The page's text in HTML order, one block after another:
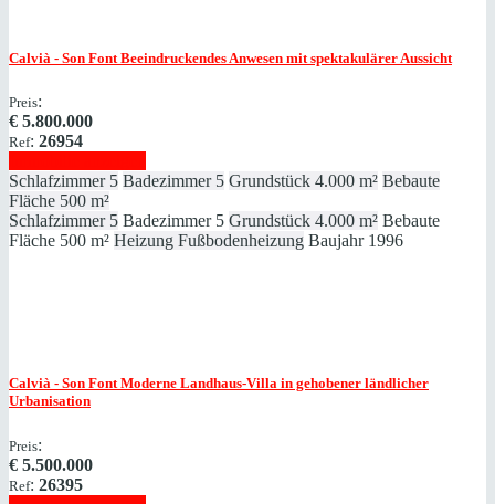
Calvià - Son FontBeeindruckendes Anwesen mit spektakulärer Aussicht
Preis:
€ 5.800.000
Ref: 26954
Schlafzimmer 5 Badezimmer 5 Grundstück 4.000 m² Bebaute
Fläche 500 m²
Schlafzimmer 5 Badezimmer 5 Grundstück 4.000 m² Bebaute
Fläche 500 m² Heizung Fußbodenheizung Baujahr 1996
Calvià - Son FontModerne Landhaus-Villa in gehobener ländlicher
Urbanisation
Preis:
€ 5.500.000
Ref: 26395